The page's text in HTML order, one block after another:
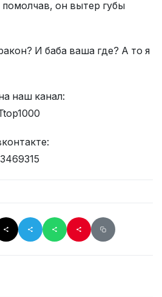
он вытер губы
И баба ваша где? А то я
наш канал: